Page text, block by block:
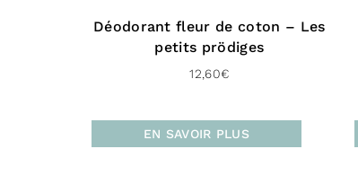
Déodorant fleur de coton – Les
petits prödiges
12,60€
EN SAVOIR PLUS